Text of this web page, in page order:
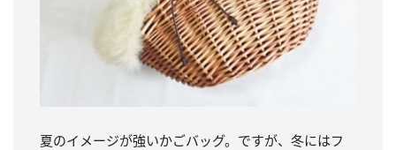
夏のイメージが強いかごバッグ。ですが、冬にはフ